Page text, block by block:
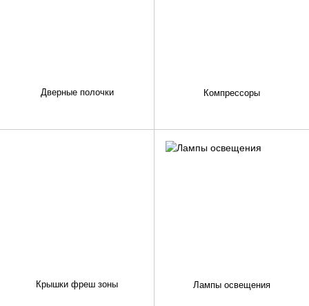
Дверные полочки Компрессоры
Крышки фреш зоны Лампы освещения